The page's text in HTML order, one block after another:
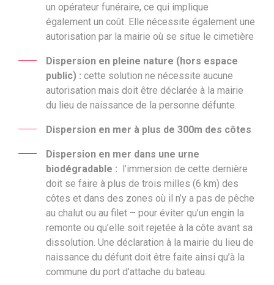
un opérateur funéraire, ce qui implique
également un coût. Elle nécessite également une
autorisation par la mairie où se situe le cimetière
Dispersion en pleine nature (hors espace
public) : cette solution ne nécessite aucune
autorisation mais doit être déclarée à la mairie
du lieu de naissance de la personne défunte.
Dispersion en mer à plus de 300m des côtes
Dispersion en mer dans une urne
biodégradable : l’immersion de cette dernière
doit se faire à plus de trois milles (6 km) des
côtes et dans des zones où il n’y a pas de pêche
au chalut ou au filet – pour éviter qu’un engin la
remonte ou qu’elle soit rejetée à la côte avant sa
dissolution. Une déclaration à la mairie du lieu de
naissance du défunt doit être faite ainsi qu’à la
commune du port d’attache du bateau.